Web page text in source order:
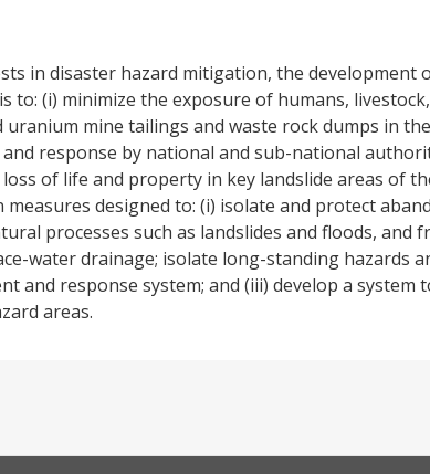
in disaster hazard mitigation, the development
to: (i) minimize the exposure of humans,
mine tailings and waste rock dumps in
response by national and sub-national
of life and property in key landslide areas of
designed to: (i) isolate and protect
processes such as landslides and floods, and
water drainage; isolate long-standing hazards
and response system; and (iii) develop a system
areas.